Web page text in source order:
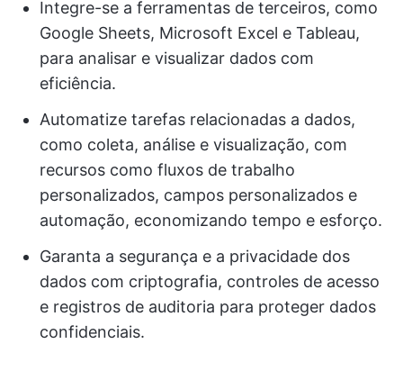
Integre-se a ferramentas de terceiros, como
Google Sheets, Microsoft Excel e Tableau,
para analisar e visualizar dados com
eficiência.
Automatize tarefas relacionadas a dados,
como coleta, análise e visualização, com
recursos como fluxos de trabalho
personalizados, campos personalizados e
automação, economizando tempo e esforço.
Garanta a segurança e a privacidade dos
dados com criptografia, controles de acesso
e registros de auditoria para proteger dados
confidenciais.